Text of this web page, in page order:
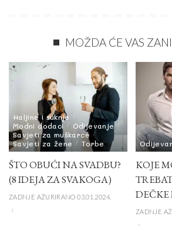
MOŽDA ĆE VAS
Haljine i suknje
Modni dodaci
Odijevanje
Savjeti za muškarce
Savjeti za žene
Torbe
ŠTO OBUĆI NA SVADBU?
(8 IDEJA ZA SVAKOGA)
ZADNJE AŽURIRANO 03.01.2024.
KOJE
DEČKE
ZADNJE